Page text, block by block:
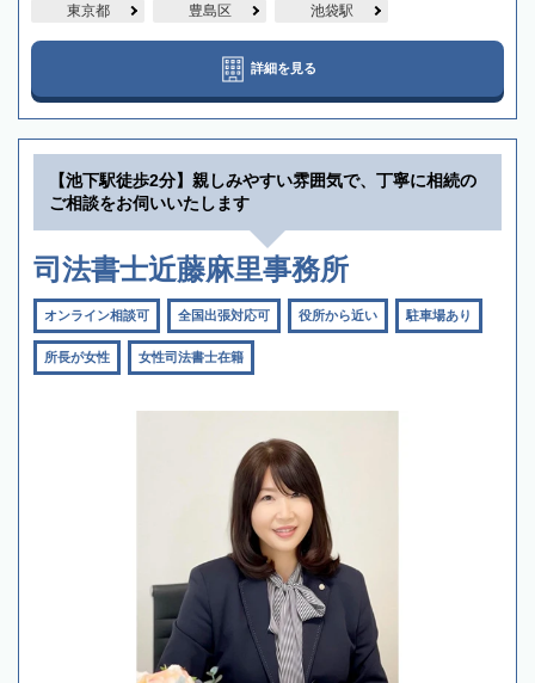
東京都 豊島区 池袋駅
詳細を見る
【池下駅徒歩2分】親しみやすい雰囲気で、丁寧に相続の
ご相談をお伺いいたします
司法書士近藤麻里事務所
オンライン相談可 全国出張対応可 役所から近い 駐車場あり
所長が女性 女性司法書士在籍